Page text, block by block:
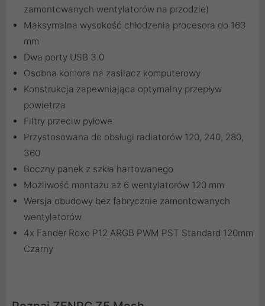
zamontowanych wentylatorów na przodzie)
Maksymalna wysokość chłodzenia procesora do 163
mm
Dwa porty USB 3.0
Osobna komora na zasilacz komputerowy
Konstrukcja zapewniająca optymalny przepływ
powietrza
Filtry przeciw pyłowe
Przystosowana do obsługi radiatorów 120, 240, 280,
360
Boczny panek z szkła hartowanego
Możliwość montażu aż 6 wentylatorów 120 mm
Wersja obudowy bez fabrycznie zamontowanych
wentylatorów
4x Fander Roxo P12 ARGB PWM PST Standard 120mm
Czarny